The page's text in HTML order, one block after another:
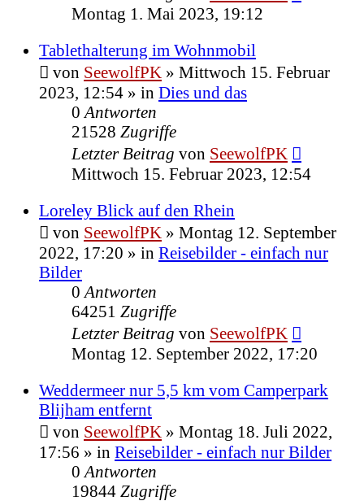
Montag 1. Mai 2023, 19:12
Tablethalterung im Wohnmobil
von SeewolfPK » Mittwoch 15. Februar
2023, 12:54 » in Dies und das
0 Antworten
21528 Zugriffe
Letzter Beitrag von SeewolfPK
Mittwoch 15. Februar 2023, 12:54
Loreley Blick auf den Rhein
von SeewolfPK » Montag 12. September
2022, 17:20 » in Reisebilder - einfach nur
Bilder
0 Antworten
64251 Zugriffe
Letzter Beitrag von SeewolfPK
Montag 12. September 2022, 17:20
Weddermeer nur 5,5 km vom Camperpark
Blijham entfernt
von SeewolfPK » Montag 18. Juli 2022,
17:56 » in Reisebilder - einfach nur Bilder
0 Antworten
19844 Zugriffe